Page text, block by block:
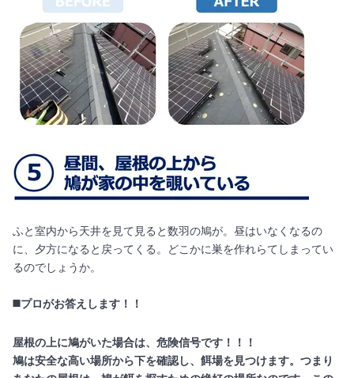
ふと室内から天井を見て見ると数羽の鳩が。昼はいなくなるの
に、夕方になると戻ってくる。どこかに巣を作れらてしまってい
るのでしょうか。
◼️プロがお答えします！！
屋根の上に鳩がいた場合は、危険信号です！！！
鳩は安全な高い場所から下を確認し、餌場を見つけます。つまり